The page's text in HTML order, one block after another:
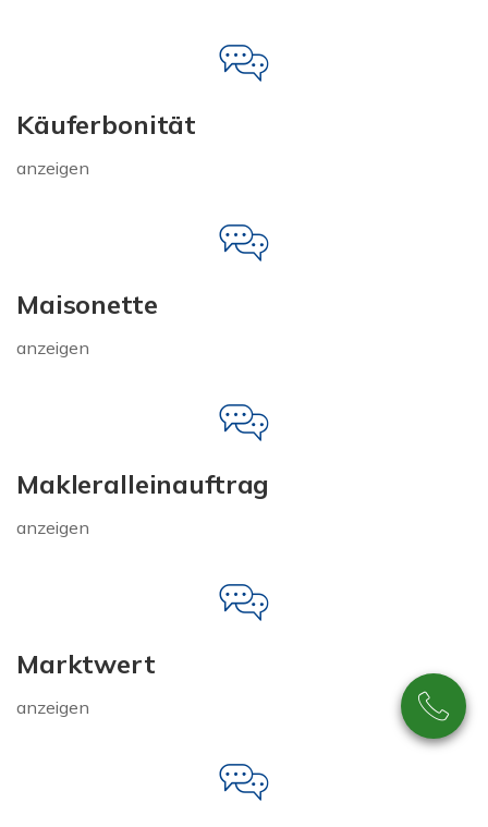
Käuferbonität
anzeigen
Maisonette
anzeigen
Makleralleinauftrag
anzeigen
Marktwert
anzeigen